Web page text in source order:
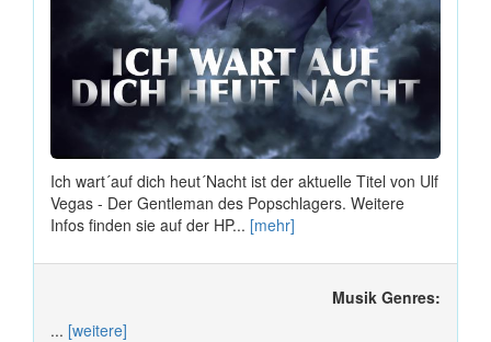
Ich wart´auf dich heut´Nacht ist der aktuelle Titel von Ulf
Vegas - Der Gentleman des Popschlagers. Weitere
Infos finden sie auf der HP... [mehr]
Musik Genres:
... [weitere]